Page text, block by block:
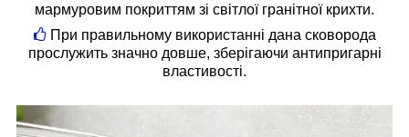
мармуровим покриттям зі світлої гранітної крихти.
При правильному використанні дана сковорода
прослужить значно довше, зберігаючи антипригарні
властивості.